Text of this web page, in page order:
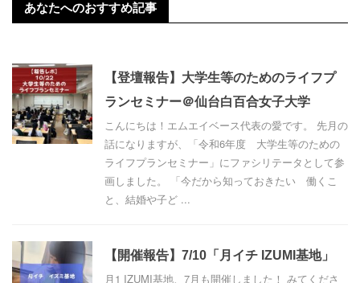
あなたへのおすすめ記事
【登壇報告】大学生等のためのライフプ
ランセミナー＠仙台白百合女子大学
こんにちは！エムエイベース代表の愛です。 先月の
話になりますが、「令和6年度 大学生等のための
ライフプランセミナー」にファシリテータとして参
画しました。 「今だから知っておきたい 働くこ
と、結婚や子ど ...
【開催報告】7/10「月イチ IZUMI基地」
月1 IZUMI基地、7月も開催しました！ みてくださ